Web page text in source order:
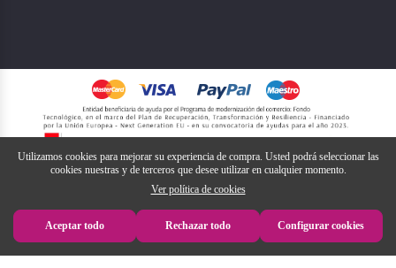
Utilizamos cookies para mejorar su experiencia de compra. Usted podrá seleccionar las
cookies nuestras y de terceros que desee utilizar en cualquier momento.
Ver política de cookies
Aceptar todo Rechazar todo Configurar cookies